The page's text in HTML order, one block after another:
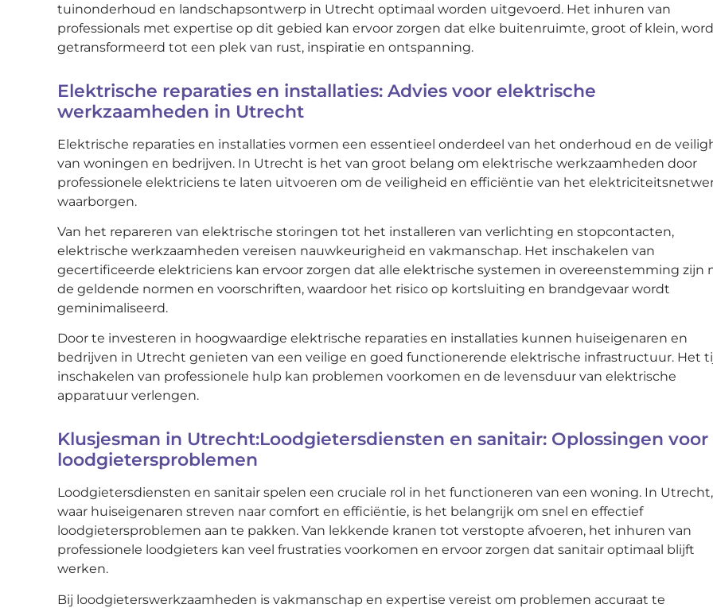
tuinonderhoud en landschapsontwerp in Utrecht optimaal worden uitgevoerd. Het inhuren van
professionals met expertise op dit gebied kan ervoor zorgen dat elke buitenruimte, groot of klein,
getransformeerd tot een plek van rust, inspiratie en ontspanning.
Elektrische reparaties en installaties: Advies voor elektrische
werkzaamheden in Utrecht
Elektrische reparaties en installaties vormen een essentieel onderdeel van het onderhoud en de
van woningen en bedrijven. In Utrecht is het van groot belang om elektrische werkzaamheden door
professionele elektriciens te laten uitvoeren om de veiligheid en efficiëntie van het
waarborgen.
Van het repareren van elektrische storingen tot het installeren van verlichting en stopcontacten,
elektrische werkzaamheden vereisen nauwkeurigheid en vakmanschap. Het inschakelen van
gecertificeerde elektriciens kan ervoor zorgen dat alle elektrische systemen in overeenstemming zijn
de geldende normen en voorschriften, waardoor het risico op kortsluiting en brandgevaar wordt
geminimaliseerd.
Door te investeren in hoogwaardige elektrische reparaties en installaties kunnen huiseigenaren en
bedrijven in Utrecht genieten van een veilige en goed functionerende elektrische infrastructuur. Het
inschakelen van professionele hulp kan problemen voorkomen en de levensduur van elektrische
apparatuur verlengen.
Klusjesman in Utrecht:Loodgietersdiensten en sanitair: Oplossingen voor
loodgietersproblemen
Loodgietersdiensten en sanitair spelen een cruciale rol in het functioneren van een woning. In Utrecht,
waar huiseigenaren streven naar comfort en efficiëntie, is het belangrijk om snel en effectief
loodgietersproblemen aan te pakken. Van lekkende kranen tot verstopte afvoeren, het inhuren van
professionele loodgieters kan veel frustraties voorkomen en ervoor zorgen dat sanitair optimaal blijft
werken.
Bij loodgieterswerkzaamheden is vakmanschap en expertise vereist om problemen accuraat te